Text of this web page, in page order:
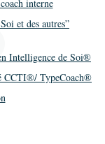
interne
et des autres”
Intelligence de Soi®
CCTI®/ TypeCoach®